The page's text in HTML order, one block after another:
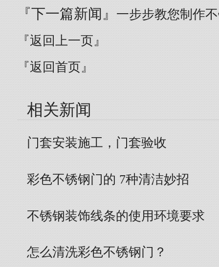
『下一篇新闻』 一步步教您制作
『返回上一页』
『返回首页』
相关新闻
门套安装施工，门套验收
彩色不锈钢门的 7种清洁妙招
不锈钢装饰线条的使用环境要求
怎么清洗彩色不锈钢门？